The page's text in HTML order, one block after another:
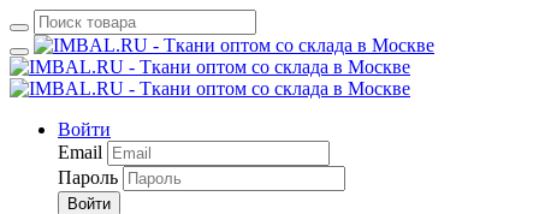
Войти
Email
Пароль
Войти